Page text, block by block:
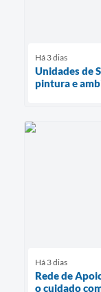
Há 3 dias
Unidades de
pintura e
Há 3 dias
Rede de
o cuidado